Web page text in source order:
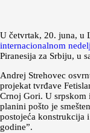
U četvrtak, 20. juna, u
internacionalnom
Piranesija za Srbiju, u
Andrej Strehovec
projekat tvrđave
Crnoj Gori. U srpskom
planini pošto je
postojeća konstrukcija
godine”.